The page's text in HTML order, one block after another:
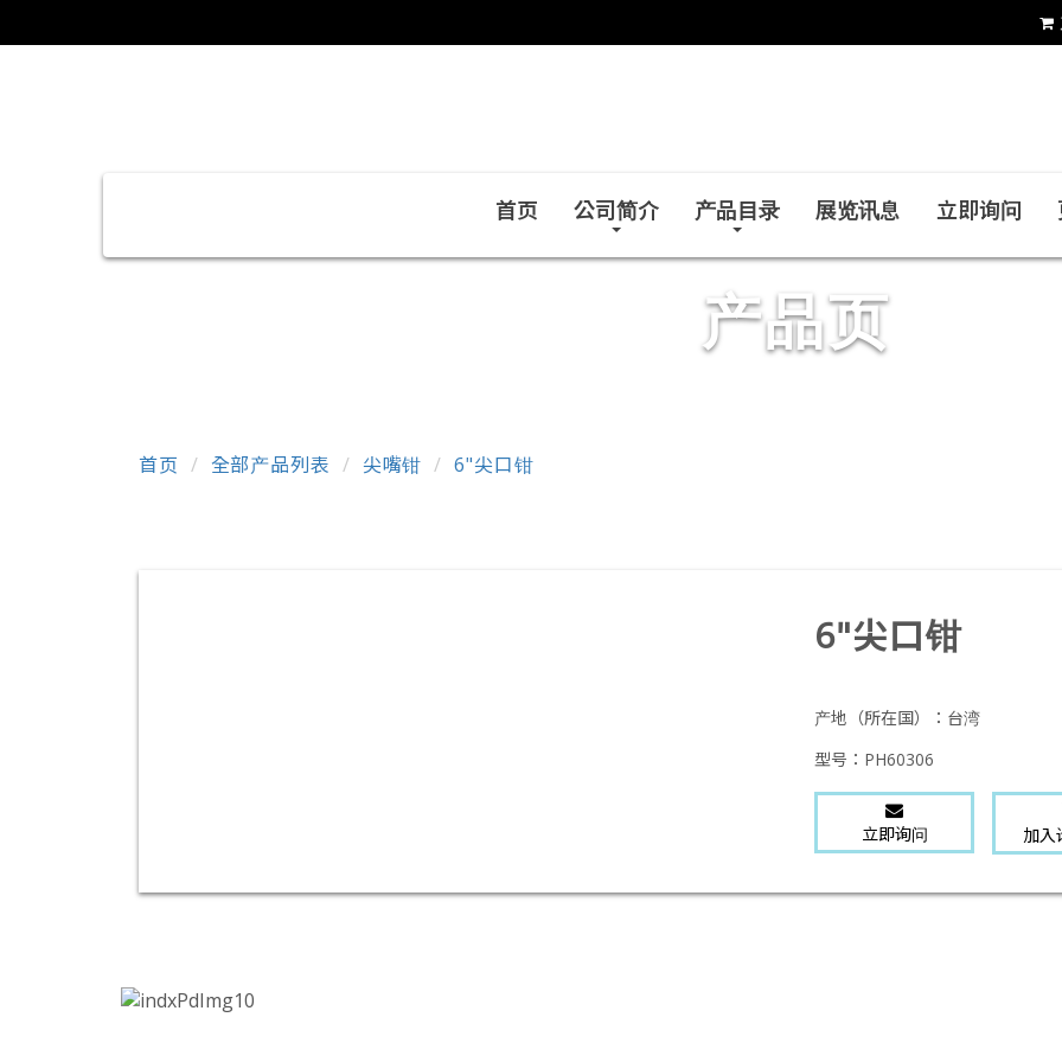
首页 公司简介 产品目录 展览讯息 立即询问
产品页
首页 全部产品列表 尖嘴钳 6"尖口钳
6"尖口钳
产地（所在国）： 台湾
型号： PH60306
立即询问 加入